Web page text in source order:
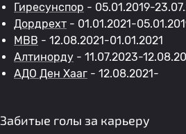
Гиресунспор - 05.01.2019-
Дордрехт - 01.01.2021-
МВВ - 12.08.2021-01.01.2021
Алтинорду - 11.07.2023-
АДО Ден Хааг - 12.08.2021-
Забитые голы за карьеру